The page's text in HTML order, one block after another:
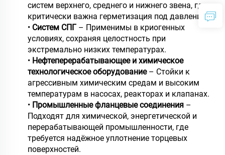
систем верхнего, среднего и нижнего звена, где
критически важна герметизация под давлением.
• Систем СПГ – Применимы в криогенных
условиях, сохраняя целостность при
экстремально низких температурах.
• Нефтеперерабатывающее и химическое
технологическое оборудование – Стойки к
агрессивным химическим средам и высоким
температурам в насосах, реакторах и клапанах.
• Промышленные фланцевые соединения –
Подходят для химической, энергетической и
перерабатывающей промышленности, где
требуется надёжное уплотнение торцевых
поверхностей.